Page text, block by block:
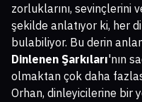
zorluklarını, sevinçlerini
şekilde anlatıyor ki, her
bulabiliyor. Bu derin
Dinlenen Şarkıları'nın
olmaktan çok daha
Orhan, dinleyicilerine bir